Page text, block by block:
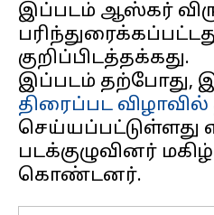
இப்படம் ஆஸ்கர்
குறிப்பிடத்தக்கது.
இப்படம் தற்போது,
திரைப்பட விழாவில்
படக்குழுவினர்